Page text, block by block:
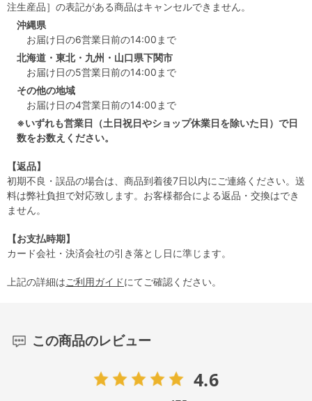
注生産品］の表記がある商品はキャンセルできません。
沖縄県
お届け日の6営業日前の14:00まで
北海道・東北・九州・山口県下関市
お届け日の5営業日前の14:00まで
その他の地域
お届け日の4営業日前の14:00まで
※いずれも営業日（土日祝日やショップ休業日を除いた日）で日
数をお数えください。
【返品】
初期不良・誤品の場合は、商品到着後7日以内にご連絡ください。送
料は弊社負担で対応致します。お客様都合による返品・交換はでき
ません。
【お支払時期】
カード会社・決済会社の引き落とし日に準じます。
上記の詳細はご利用ガイドにてご確認ください。
この商品のレビュー
4.6